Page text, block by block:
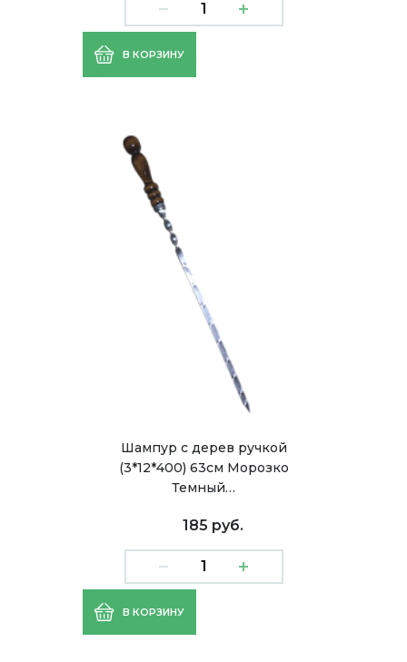
В КОРЗИНУ
Шампур с дерев ручкой
(3*12*400) 63см Морозко
Темный…
185 руб.
В КОРЗИНУ